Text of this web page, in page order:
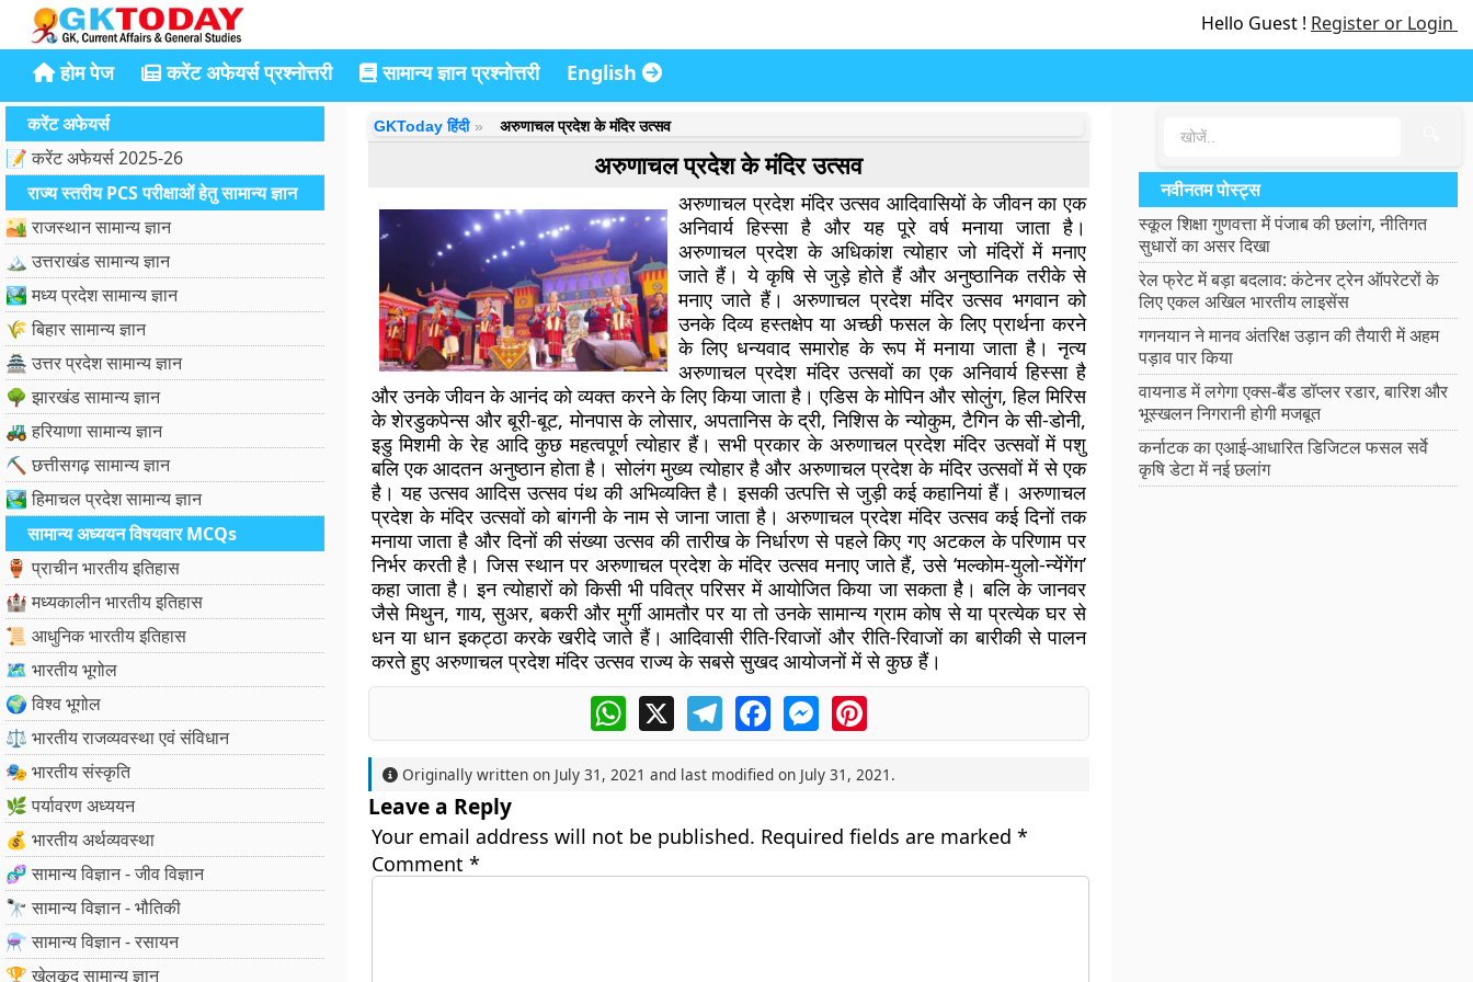
Hello Guest ! Register or Login
होम पेज करेंट अफेयर्स प्रश्नोत्तरी सामान्य ज्ञान प्रश्नोत्तरी English
करेंट अफेयर्स
📝 करेंट अफेयर्स 2025-26
राज्य स्तरीय PCS परीक्षाओं हेतु सामान्य ज्ञान
🏜️ राजस्थान सामान्य ज्ञान
🏔️ उत्तराखंड सामान्य ज्ञान
🏞️ मध्य प्रदेश सामान्य ज्ञान
🌾 बिहार सामान्य ज्ञान
🏯 उत्तर प्रदेश सामान्य ज्ञान
🌳 झारखंड सामान्य ज्ञान
🚜 हरियाणा सामान्य ज्ञान
⛏️ छत्तीसगढ़ सामान्य ज्ञान
🏞️ हिमाचल प्रदेश सामान्य ज्ञान
सामान्य अध्ययन विषयवार MCQs
🏺 प्राचीन भारतीय इतिहास
🏰 मध्यकालीन भारतीय इतिहास
📜 आधुनिक भारतीय इतिहास
🗺️ भारतीय भूगोल
🌍 विश्व भूगोल
⚖️ भारतीय राजव्यवस्था एवं संविधान
🎭 भारतीय संस्कृति
🌿 पर्यावरण अध्ययन
💰 भारतीय अर्थव्यवस्था
🧬 सामान्य विज्ञान - जीव विज्ञान
🔭 सामान्य विज्ञान - भौतिकी
⚗️ सामान्य विज्ञान - रसायन
🏆 खेलकूद सामान्य ज्ञान
GKToday हिंदी अरुणाचल प्रदेश के मंदिर उत्सव
अरुणाचल प्रदेश के मंदिर उत्सव
अरुणाचल प्रदेश मंदिर उत्सव आदिवासियों के जीवन का एक
अनिवार्य हिस्सा है और यह पूरे वर्ष मनाया जाता है।
अरुणाचल प्रदेश के अधिकांश त्योहार जो मंदिरों में मनाए
जाते हैं। ये कृषि से जुड़े होते हैं और अनुष्ठानिक तरीके से
मनाए जाते हैं। अरुणाचल प्रदेश मंदिर उत्सव भगवान को
उनके दिव्य हस्तक्षेप या अच्छी फसल के लिए प्रार्थना करने
के लिए धन्यवाद समारोह के रूप में मनाया जाता है। नृत्य
अरुणाचल प्रदेश मंदिर उत्सवों का एक अनिवार्य हिस्सा है
और उनके जीवन के आनंद को व्यक्त करने के लिए किया जाता है। एडिस के मोपिन और सोलुंग, हिल मिरिस
के शेरडुकपेन्स और बूरी-बूट, मोनपास के लोसार, अपतानिस के द्री, निशिस के न्योकुम, टैगिन के सी-डोनी,
इडु मिशमी के रेह आदि कुछ महत्वपूर्ण त्योहार हैं। सभी प्रकार के अरुणाचल प्रदेश मंदिर उत्सवों में पशु
बलि एक आदतन अनुष्ठान होता है। सोलंग मुख्य त्योहार है और अरुणाचल प्रदेश के मंदिर उत्सवों में से एक
है। यह उत्सव आदिस उत्सव पंथ की अभिव्यक्ति है। इसकी उत्पत्ति से जुड़ी कई कहानियां हैं। अरुणाचल
प्रदेश के मंदिर उत्सवों को बांगनी के नाम से जाना जाता है। अरुणाचल प्रदेश मंदिर उत्सव कई दिनों तक
मनाया जाता है और दिनों की संख्या उत्सव की तारीख के निर्धारण से पहले किए गए अटकल के परिणाम पर
निर्भर करती है। जिस स्थान पर अरुणाचल प्रदेश के मंदिर उत्सव मनाए जाते हैं, उसे ‘मल्कोम-युलो-न्येंगेंग’
कहा जाता है। इन त्योहारों को किसी भी पवित्र परिसर में आयोजित किया जा सकता है। बलि के जानवर
जैसे मिथुन, गाय, सुअर, बकरी और मुर्गी आमतौर पर या तो उनके सामान्य ग्राम कोष से या प्रत्येक घर से
धन या धान इकट्ठा करके खरीदे जाते हैं। आदिवासी रीति-रिवाजों और रीति-रिवाजों का बारीकी से पालन
करते हुए अरुणाचल प्रदेश मंदिर उत्सव राज्य के सबसे सुखद आयोजनों में से कुछ हैं।
WhatsApp
X TelegramFacebookMessengerPinterest
Originally written on July 31, 2021 and last modified on July 31, 2021 .
Leave a Reply
Your email address will not be published. Required fields are marked *
Comment *
नवीनतम पोस्ट्स
स्कूल शिक्षा गुणवत्ता में पंजाब की छलांग, नीतिगत
सुधारों का असर दिखा
रेल फ्रेट में बड़ा बदलाव: कंटेनर ट्रेन ऑपरेटरों के
लिए एकल अखिल भारतीय लाइसेंस
गगनयान ने मानव अंतरिक्ष उड़ान की तैयारी में अहम
पड़ाव पार किया
वायनाड में लगेगा एक्स-बैंड डॉप्लर रडार, बारिश और
भूस्खलन निगरानी होगी मजबूत
कर्नाटक का एआई-आधारित डिजिटल फसल सर्वे
कृषि डेटा में नई छलांग